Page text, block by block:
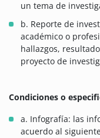
un tema de
b. Reporte de
académico o
hallazgos,
proyecto de
Condiciones o
a. Infografía: las
acuerdo al